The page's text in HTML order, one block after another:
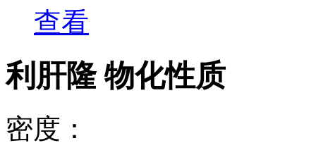
查看
利肝隆 物化性质
密度：